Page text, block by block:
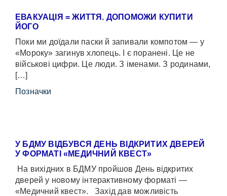
ЕВАКУАЦІЯ = ЖИТТЯ. ДОПОМОЖИ КУПИТИ
ЙОГО
Поки ми доїдали паски й запивали компотом — у
«Мороку» загинув хлопець. І є поранені. Це не
військові цифри. Це люди. З іменами. З родинами,
[…]
Позначки
У БДМУ ВІДБУВСЯ ДЕНЬ ВІДКРИТИХ ДВЕРЕЙ
У ФОРМАТІ «МЕДИЧНИЙ КВЕСТ»
На вихідних в БДМУ пройшов День відкритих
дверей у новому інтерактивному форматі —
«Медичний квест». Захід дав можливість